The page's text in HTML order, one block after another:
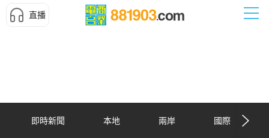
直播
即時新聞 本地 兩岸 國際